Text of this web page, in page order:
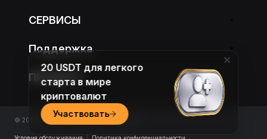
СЕРВИСЫ
Поддержка
ПРОДУКТ
© 2018-2026 Bybit.com. All rights reserved.
20 USDT для легкого
старта в мире
криптовалют
Участвовать